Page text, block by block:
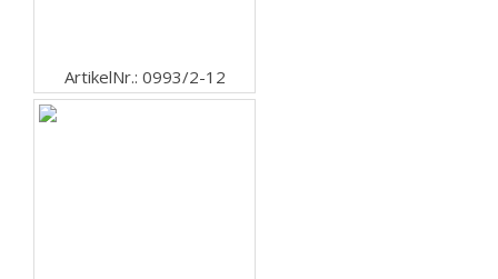
ArtikelNr.: 0993/2-12